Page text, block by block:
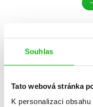
Souhlas
Tato webová stránka
K personalizaci
Datum vydání
Nebyly nalezeny žádné tituly